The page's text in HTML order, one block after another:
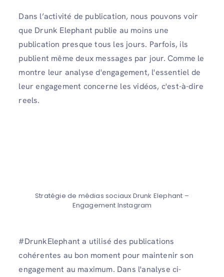
Dans l’activité de publication, nous pouvons voir
que Drunk Elephant publie au moins une
publication presque tous les jours. Parfois, ils
publient même deux messages par jour. Comme le
montre leur analyse d'engagement, l'essentiel de
leur engagement concerne les vidéos, c'est-à-dire
reels.
Stratégie de médias sociaux Drunk Elephant –
Engagement Instagram
#DrunkElephant a utilisé des publications
cohérentes au bon moment pour maintenir son
engagement au maximum. Dans l'analyse ci-